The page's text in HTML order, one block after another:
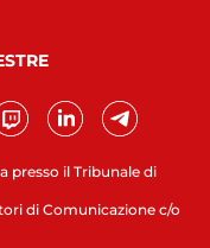
presso il Tribunale di
di Comunicazione c/o